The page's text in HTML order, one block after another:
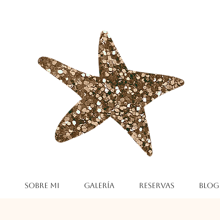
Sobre mi Galería Reservas Blog